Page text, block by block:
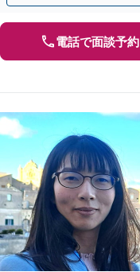
電話で面談予約